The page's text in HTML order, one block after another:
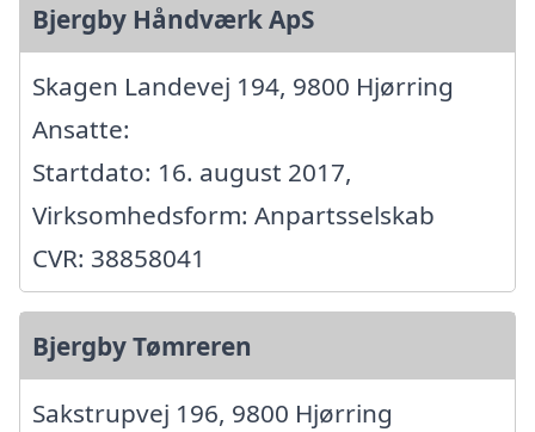
Bjergby Håndværk ApS
Skagen Landevej 194, 9800 Hjørring
Ansatte:
Startdato: 16. august 2017,
Virksomhedsform: Anpartsselskab
CVR: 38858041
Bjergby Tømreren
Sakstrupvej 196, 9800 Hjørring